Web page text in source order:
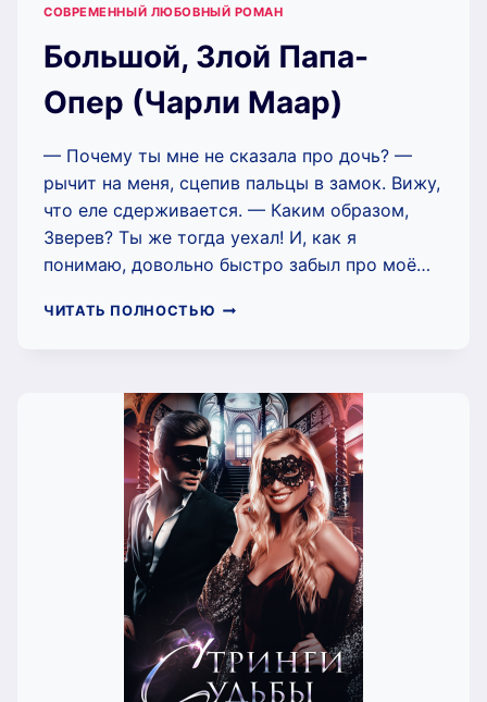
СОВРЕМЕННЫЙ ЛЮБОВНЫЙ РОМАН
Большой, Злой Папа-
Опер (Чарли Маар)
— Почему ты мне не сказала про дочь? —
рычит на меня, сцепив пальцы в замок. Вижу,
что еле сдерживается. — Каким образом,
Зверев? Ты же тогда уехал! И, как я
понимаю, довольно быстро забыл про моё…
ЧИТАТЬ ПОЛНОСТЬЮ БОЛЬШОЙ,
(ЧАРЛИ
МААР)